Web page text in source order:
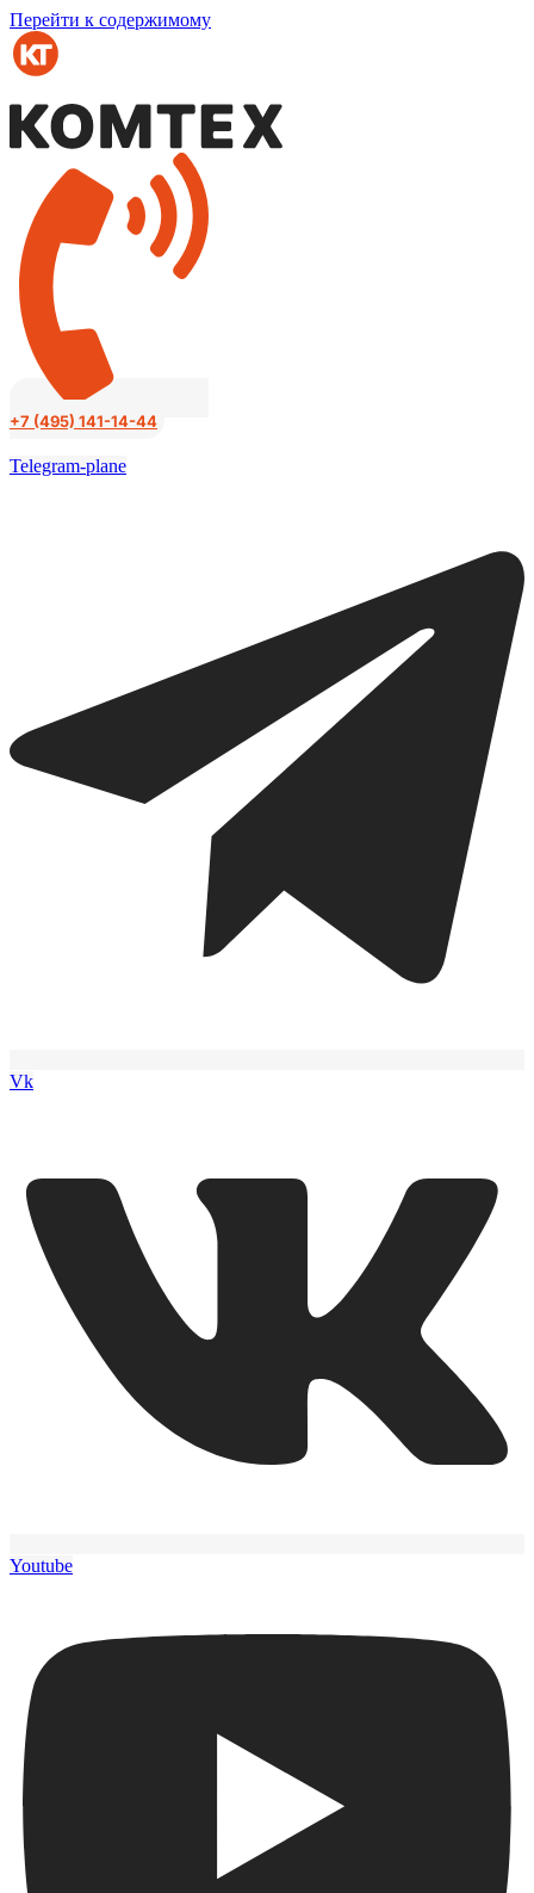
Перейти к содержимому
+7 (495) 141-14-44
Telegram-plane
Vk
Youtube